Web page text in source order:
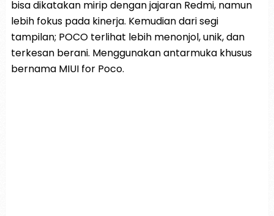
bisa dikatakan mirip dengan jajaran Redmi, namun
lebih fokus pada kinerja. Kemudian dari segi
tampilan; POCO terlihat lebih menonjol, unik, dan
terkesan berani. Menggunakan antarmuka khusus
bernama MIUI for Poco.